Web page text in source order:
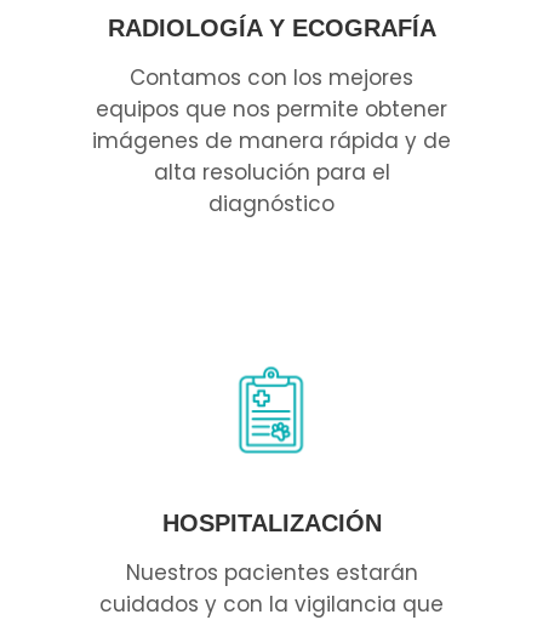
RADIOLOGÍA Y ECOGRAFÍA
Contamos con los mejores
equipos que nos permite obtener
imágenes de manera rápida y de
alta resolución para el
diagnóstico
HOSPITALIZACIÓN
Nuestros pacientes estarán
cuidados y con la vigilancia que